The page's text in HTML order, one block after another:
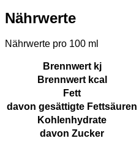
Nährwerte
Nährwerte pro 100 ml
Brennwert kj
Brennwert kcal
Fett
davon gesättigte Fettsäuren
Kohlenhydrate
davon Zucker